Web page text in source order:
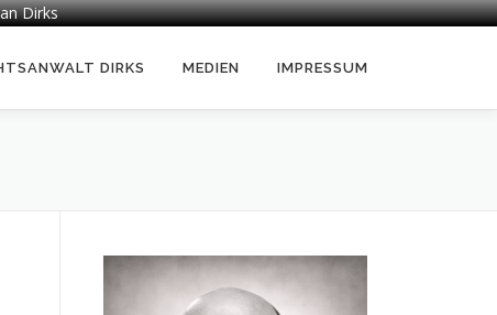
Dirks
DIRKS MEDIEN IMPRESSUM